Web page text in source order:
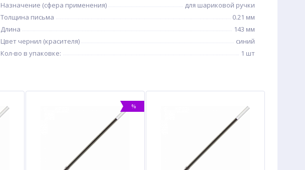
Назначение (сфера применения)
для шариковой ручки
Толщина письма
0.21 мм
Длина
143 мм
Цвет чернил (красителя)
синий
Кол-во в упаковке:
1 шт
%